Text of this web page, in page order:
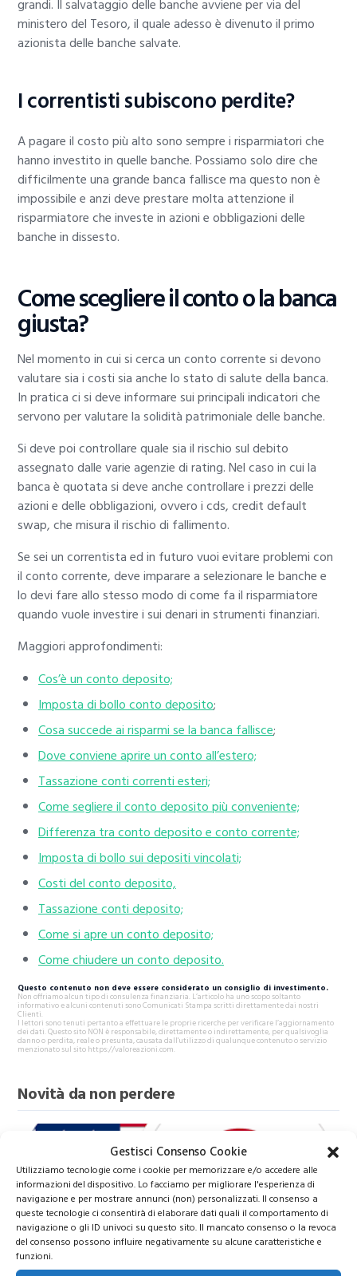
Gestisci Consenso Cookie
Utilizziamo tecnologie come i cookie per memorizzare e/o accedere alle
informazioni del dispositivo. Lo facciamo per migliorare l'esperienza di
navigazione e per mostrare annunci (non) personalizzati. Il consenso a
queste tecnologie ci consentirà di elaborare dati quali il comportamento di
navigazione o gli ID univoci su questo sito. Il mancato consenso o la revoca
del consenso possono influire negativamente su alcune caratteristiche e
funzioni.
grandi. Il salvataggio delle banche avviene per via del
ministero del Tesoro, il quale adesso è divenuto il primo
azionista delle banche salvate.
I correntisti subiscono perdite?
A pagare il costo più alto sono sempre i risparmiatori che
hanno investito in quelle banche. Possiamo solo dire che
difficilmente una grande banca fallisce ma questo non è
impossibile e anzi deve prestare molta attenzione il
risparmiatore che investe in azioni e obbligazioni delle
banche in dissesto.
Come scegliere il conto o la banca
giusta?
Nel momento in cui si cerca un conto corrente si devono
valutare sia i costi sia anche lo stato di salute della banca.
In pratica ci si deve informare sui principali indicatori che
servono per valutare la solidità patrimoniale delle banche.
Si deve poi controllare quale sia il rischio sul debito
assegnato dalle varie agenzie di rating. Nel caso in cui la
banca è quotata si deve anche controllare i prezzi delle
azioni e delle obbligazioni, ovvero i cds, credit default
swap, che misura il rischio di fallimento.
Se sei un correntista ed in futuro vuoi evitare problemi con
il conto corrente, deve imparare a selezionare le banche e
lo devi fare allo stesso modo di come fa il risparmiatore
quando vuole investire i sui denari in strumenti finanziari.
Maggiori approfondimenti:
Cos’è un conto deposito;
Imposta di bollo conto deposito;
Cosa succede ai risparmi se la banca fallisce;
Dove conviene aprire un conto all’estero;
Tassazione conti correnti esteri;
Come segliere il conto deposito più conveniente;
Differenza tra conto deposito e conto corrente;
Imposta di bollo sui depositi vincolati;
Costi del conto deposito,
Tassazione conti deposito;
Come si apre un conto deposito;
Come chiudere un conto deposito.
Questo contenuto non deve essere considerato un consiglio di investimento.
Non offriamo alcun tipo di consulenza finanziaria. L’articolo ha uno scopo soltanto
informativo e alcuni contenuti sono Comunicati Stampa scritti direttamente dai nostri
Clienti.
I lettori sono tenuti pertanto a effettuare le proprie ricerche per verificare l’aggiornamento
dei dati. Questo sito NON è responsabile, direttamente o indirettamente, per qualsivoglia
danno o perdita, reale o presunta, causata dall'utilizzo di qualunque contenuto o servizio
menzionato sul sito https://valoreazioni.com.
Novità da non perdere
USD JPY